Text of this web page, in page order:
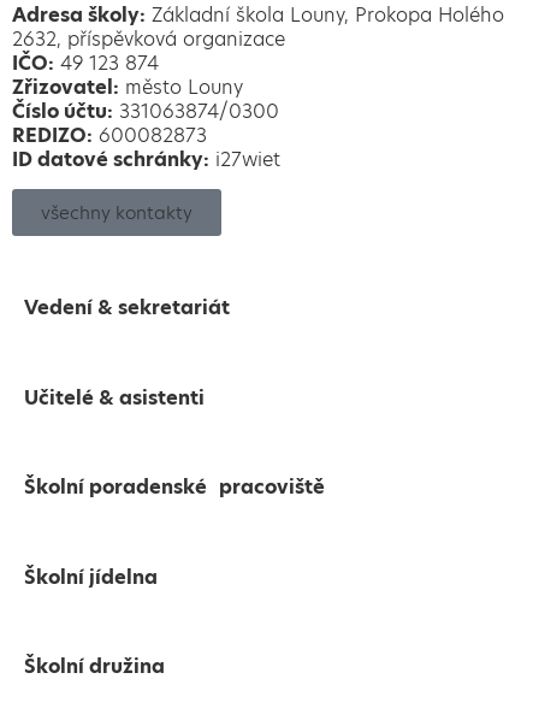
Adresa školy: Základní škola Louny, Prokopa Holého
2632, příspěvková organizace
IČO: 49 123 874
Zřizovatel: město Louny
Číslo účtu: 331063874/0300
REDIZO: 600082873
ID datové schránky: i27wiet
všechny kontakty
Vedení & sekretariát
Učitelé & asistenti
Školní poradenské pracoviště
Školní jídelna
Školní družina